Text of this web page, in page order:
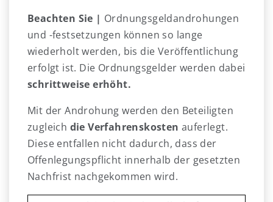
Beachten Sie | Ordnungsgeldandrohungen
und -festsetzungen können so lange
wiederholt werden, bis die Veröffentlichung
erfolgt ist. Die Ordnungsgelder werden dabei
schrittweise erhöht.
Mit der Androhung werden den Beteiligten
zugleich die Verfahrenskosten auferlegt.
Diese entfallen nicht dadurch, dass der
Offenlegungspflicht innerhalb der gesetzten
Nachfrist nachgekommen wird.